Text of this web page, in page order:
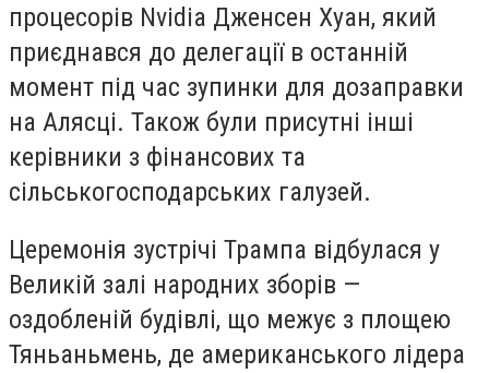
процесорів Nvidia Дженсен Хуан, який
приєднався до делегації в останній
момент під час зупинки для дозаправки
на Алясці. Також були присутні інші
керівники з фінансових та
сільськогосподарських галузей.
Церемонія зустрічі Трампа відбулася у
Великій залі народних зборів —
оздобленій будівлі, що межує з площею
Тяньаньмень, де американського лідера